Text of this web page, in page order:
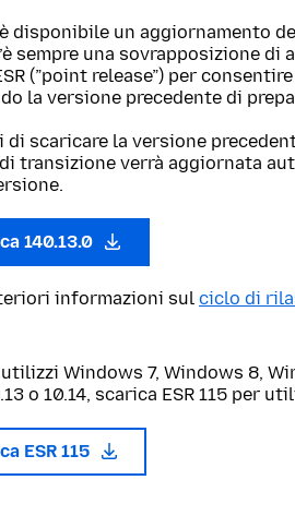
disponibile un aggiornamento
sempre una sovrapposizione di
(”point release”) per
la versione precedente di
di scaricare la versione
transizione verrà aggiornata
140.13.0
informazioni sul ciclo di
Windows 7, Windows 8,
o 10.14, scarica ESR 115 per
ESR 115